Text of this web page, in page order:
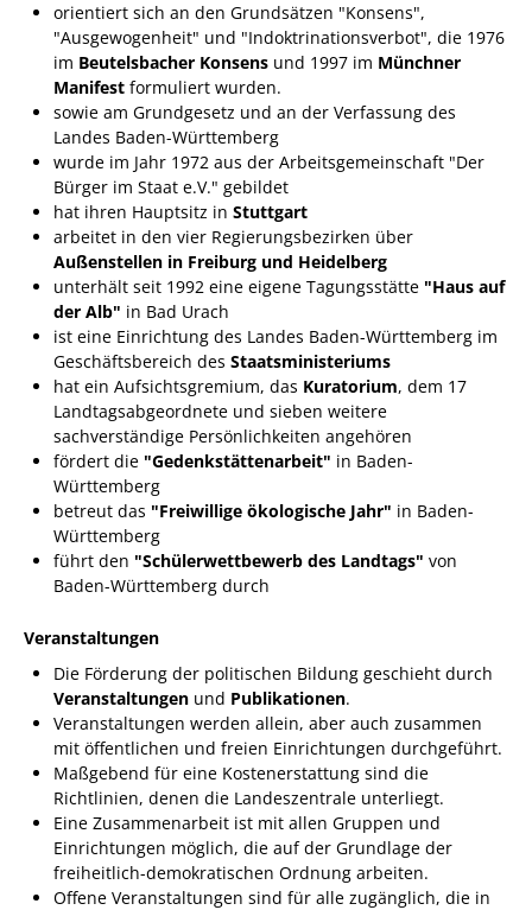
Kommunale
Wärmeplanung
Netzmonitor der NetzeBW
Gemmrigheimer
Infokalender
Zahlen & Fakten
Angebote für Geflüchtete
Wirtschaft + Handel
RATHAUS
Öffnungszeiten
Online-Bürgerportal
Bürgerservice
Leistungen - Service BW
Neubürgerinfos
Formulare
Wissenswertes/Service
Mängelmeldung online
Winterdienst
orientiert sich an den Grundsätzen "Konsens",
"Ausgewogenheit" und "Indoktrinationsverbot", die 1976
im Beutelsbacher Konsens und 1997 im Münchner
Manifest formuliert wurden.
sowie am Grundgesetz und an der Verfassung des
Landes Baden-Württemberg
wurde im Jahr 1972 aus der Arbeitsgemeinschaft "Der
Bürger im Staat e.V." gebildet
hat ihren Hauptsitz inStuttgart
arbeitet in den vier Regierungsbezirken über
Außenstellen in Freiburg und Heidelberg
unterhält seit 1992 eine eigene Tagungsstätte "Haus auf
der Alb" in Bad Urach
ist eine Einrichtung des Landes Baden-Württemberg im
Geschäftsbereich desStaatsministeriums
hat ein Aufsichtsgremium, das Kuratorium, dem 17
Landtagsabgeordnete und sieben weitere
sachverständige Persönlichkeiten angehören
fördert die "Gedenkstättenarbeit" in Baden-
Württemberg
betreut das "Freiwillige ökologische Jahr" in Baden-
Württemberg
führt den "Schülerwettbewerb des Landtags" von
Baden-Württemberg durch
Veranstaltungen
Die Förderung der politischen Bildung geschieht durch
Veranstaltungen und Publikationen.
Veranstaltungen werden allein, aber auch zusammen
mit öffentlichen und freien Einrichtungen durchgeführt.
Maßgebend für eine Kostenerstattung sind die
Richtlinien, denen die Landeszentrale unterliegt.
Eine Zusammenarbeit ist mit allen Gruppen und
Einrichtungen möglich, die auf der Grundlage der
freiheitlich-demokratischen Ordnung arbeiten.
Offene Veranstaltungen sind für alle zugänglich, die in